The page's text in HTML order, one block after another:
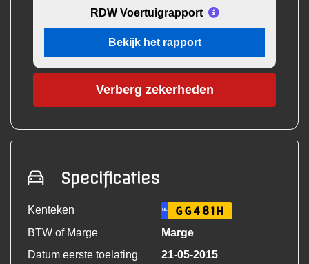
RDW Voertuigrapport
Bekijk het rapport
Verberg zekerheden
Specificaties
Kenteken NL GG481H
BTW of Marge
Marge
Datum eerste toelating
21-05-2015